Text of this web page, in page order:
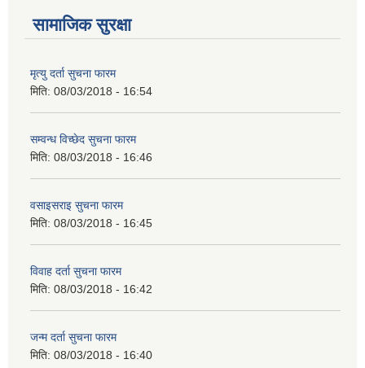
सामाजिक सुरक्षा
मृत्यु दर्ता सुचना फारम
मिति: 08/03/2018 - 16:54
सम्वन्ध विच्छेद सुचना फारम
मिति: 08/03/2018 - 16:46
वसाइसराइ सुचना फारम
मिति: 08/03/2018 - 16:45
विवाह दर्ता सुचना फारम
मिति: 08/03/2018 - 16:42
जन्म दर्ता सुचना फारम
मिति: 08/03/2018 - 16:40